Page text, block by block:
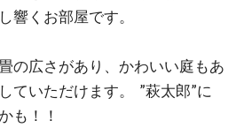
響くお部屋です。
の広さがあり、かわいい庭もあ
ていただけます。 ”萩太郎”に
も！！